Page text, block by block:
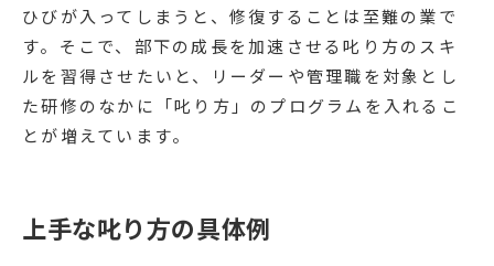
ひびが入ってしまうと、修復することは至難の業で
す。そこで、部下の成長を加速させる叱り方のスキ
ルを習得させたいと、リーダーや管理職を対象とし
た研修のなかに「叱り方」のプログラムを入れるこ
とが増えています。
上手な叱り方の具体例